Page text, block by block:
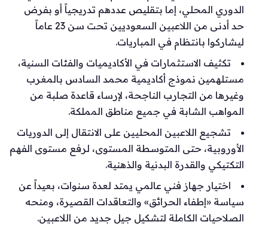
الدوري المحلي، إما بتقليص عددهم تدريجياً أو بفرض
حد أدنى من اللاعبين السعوديين تحت سن 23 عاماً
ليشاركوا بانتظام في المباريات.
تكثيف الاستثمارات في الأكاديميات والفئات السنية،
مستلهمين نموذج أكاديمية محمد السادس بالمغرب
وغيرها من التجارب الناجحة، لإرساء قاعدة صلبة من
المواهب الشابة في جميع مناطق المملكة.
تشجيع اللاعبين المحليين على الانتقال إلى الدوريات
الأوروبية، حتى المتوسطة المستوى، لرفع مستوى الفهم
التكتيكي والقدرة البدنية والذهنية.
اختيار جهاز فني عالمي يمتد لعدة سنوات، بعيداً عن
سياسة «إطفاء الحرائق» والتعاقدات القصيرة، ومنحه
الصلاحيات الكاملة لتشكيل جيل جديد من اللاعبين.